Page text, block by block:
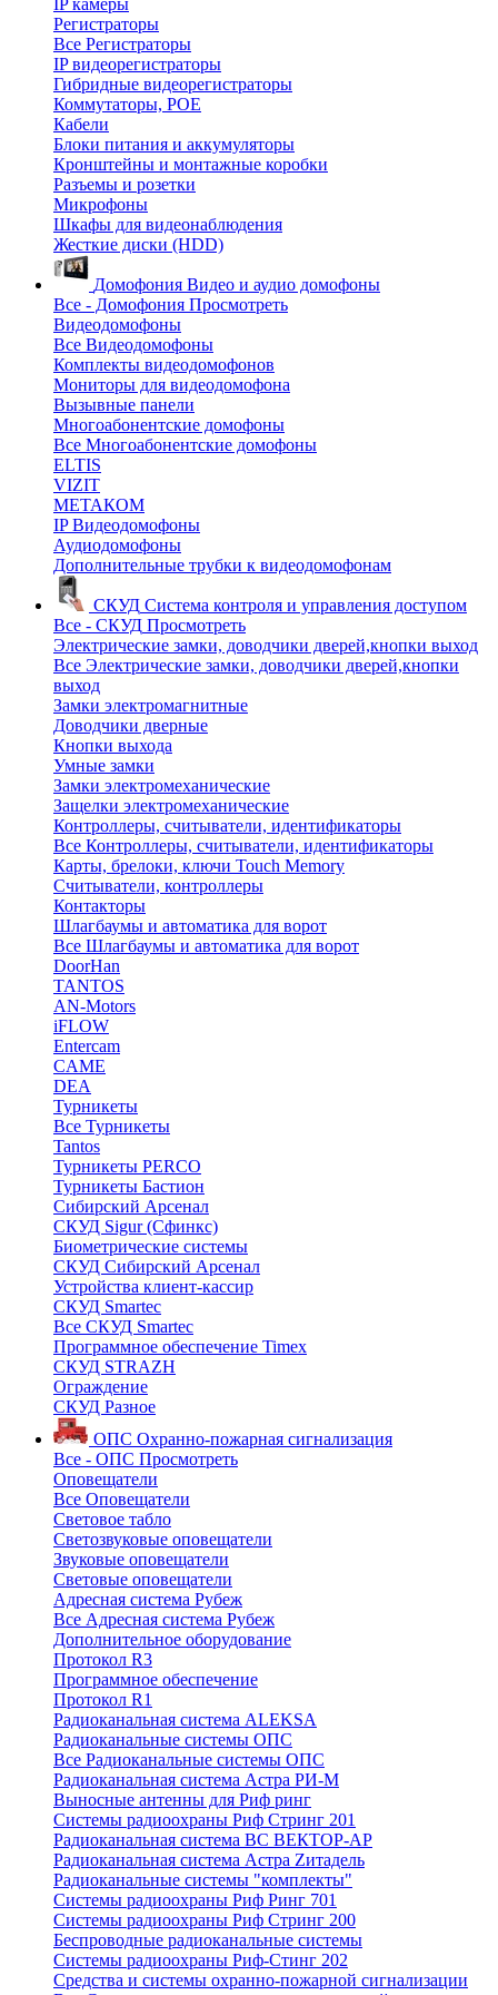
IP камеры
Регистраторы
Все Регистраторы
IP видеорегистраторы
Гибридные видеорегистраторы
Коммутаторы, POE
Кабели
Блоки питания и аккумуляторы
Кронштейны и монтажные коробки
Разъемы и розетки
Микрофоны
Шкафы для видеонаблюдения
Жесткие диски (HDD)
Домофония Видео и аудио домофоны
Все - Домофония Просмотреть
Видеодомофоны
Все Видеодомофоны
Комплекты видеодомофонов
Мониторы для видеодомофона
Вызывные панели
Многоабонентские домофоны
Все Многоабонентские домофоны
ELTIS
VIZIT
МЕТАКОМ
IP Видеодомофоны
Аудиодомофоны
Дополнительные трубки к видеодомофонам
СКУД Система контроля и управления доступом
Все - СКУД Просмотреть
Электрические замки, доводчики дверей,кнопки выход
Все Электрические замки, доводчики дверей,кнопки
выход
Замки электромагнитные
Доводчики дверные
Кнопки выхода
Умные замки
Замки электромеханические
Защелки электромеханические
Контроллеры, считыватели, идентификаторы
Все Контроллеры, считыватели, идентификаторы
Карты, брелоки, ключи Touch Memory
Считыватели, контроллеры
Контакторы
Шлагбаумы и автоматика для ворот
Все Шлагбаумы и автоматика для ворот
DoorHan
TANTOS
AN-Motors
iFLOW
Entercam
CAME
DEA
Турникеты
Все Турникеты
Tantos
Турникеты PERCO
Турникеты Бастион
Сибирский Арсенал
СКУД Sigur (Сфинкс)
Биометрические системы
СКУД Сибирский Арсенал
Устройства клиент-кассир
СКУД Smartec
Все СКУД Smartec
Программное обеспечение Timex
СКУД STRAZH
Ограждение
СКУД Разное
ОПС Охранно-пожарная сигнализация
Все - ОПС Просмотреть
Оповещатели
Все Оповещатели
Световое табло
Светозвуковые оповещатели
Звуковые оповещатели
Световые оповещатели
Адресная система Рубеж
Все Адресная система Рубеж
Дополнительное оборудование
Протокол R3
Программное обеспечение
Протокол R1
Радиоканальная система ALEKSA
Радиоканальные системы ОПС
Все Радиоканальные системы ОПС
Радиоканальная система Астра РИ-М
Выносные антенны для Риф ринг
Системы радиоохраны Риф Стринг 201
Радиоканальная система ВС ВЕКТОР-АР
Радиоканальная система Астра Zитадель
Радиоканальные системы "комплекты"
Системы радиоохраны Риф Ринг 701
Системы радиоохраны Риф Стринг 200
Беспроводные радиоканальные системы
Системы радиоохраны Риф-Стинг 202
Средства и системы охранно-пожарной сигнализации